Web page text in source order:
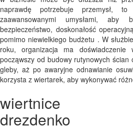
naprawdę potrzebuje przemysł,
zaawansowanymi umysłami,
bezpieczeństwo, doskonałość
pomimo niewielkiego budżetu . W
roku, organizacja ma doświadczenie
począwszy od budowy rutynowych
gleby, aż po awaryjne odnawianie
korzysta z wiertarek, aby wykonywać
wiertnice
drezdenko